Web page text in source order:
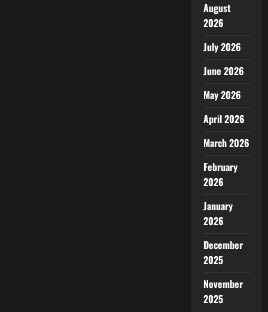
August
2026
July 2026
June 2026
May 2026
April 2026
March 2026
February
2026
January
2026
December
2025
November
2025